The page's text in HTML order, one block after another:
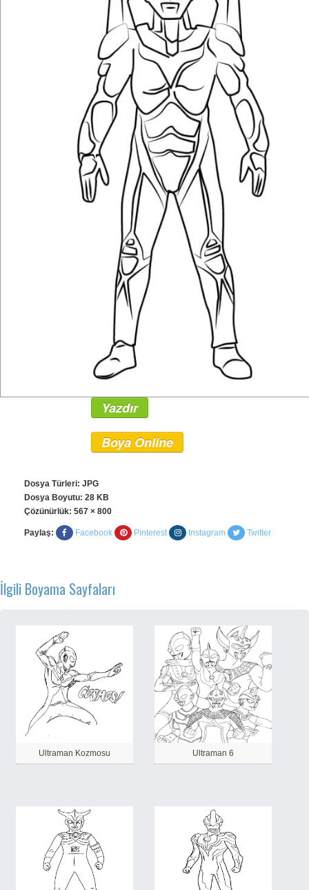
Yazdır
Boya Online
Dosya Türleri: JPG
Dosya Boyutu: 28 KB
Çözünürlük: 567 × 800
Paylaş: Facebook Pinterest Instagram Twitter
İlgili Boyama Sayfaları
Ultraman Kozmosu Ultraman 6